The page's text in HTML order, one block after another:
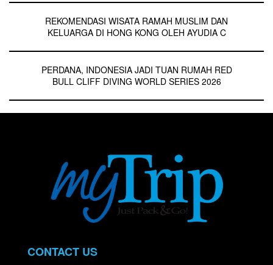
REKOMENDASI WISATA RAMAH MUSLIM DAN
KELUARGA DI HONG KONG OLEH AYUDIA C
PERDANA, INDONESIA JADI TUAN RUMAH RED
BULL CLIFF DIVING WORLD SERIES 2026
CONTACT US